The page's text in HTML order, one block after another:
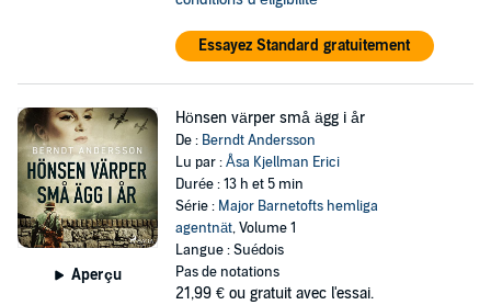
Essayez Standard gratuitement
Aperçu
Hönsen värper små ägg i år
De : Berndt Andersson
Lu par :Åsa Kjellman Erici
Durée : 13 h et 5 min
Série : Major Barnetofts hemliga
agentnät, Volume 1
Langue : Suédois
Pas de notations
21,99 € ou gratuit avec l'essai.